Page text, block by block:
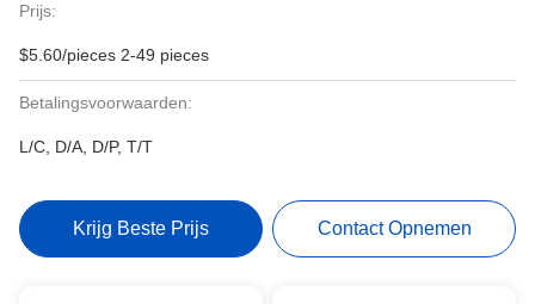
Prijs:
$5.60/pieces 2-49 pieces
Betalingsvoorwaarden:
L/C, D/A, D/P, T/T
Krijg Beste Prijs Contact Opnemen